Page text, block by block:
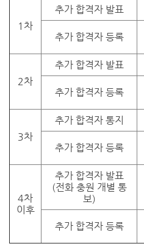
1차
추가 합격자 발표
추가 합격자 등록
2차
추가 합격자 발표
추가 합격자 등록
3차
추가 합격자 통지
추가 합격자 등록
4차
이후
추가 합격자 발표
(전화 충원 개별 통
보)
추가 합격자 등록